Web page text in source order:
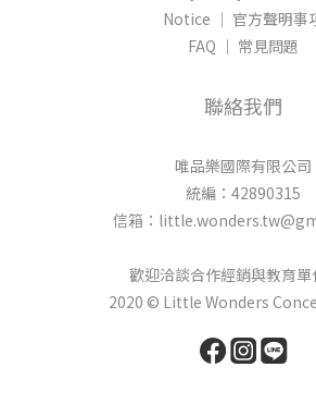
Notice │ 官方聲明事
FAQ │ 常見問題
聯絡我們
唯品樂國際有限公司
統編：42890315
信箱：
歡迎洽談合作經銷與教育
2020 © Little Wonders